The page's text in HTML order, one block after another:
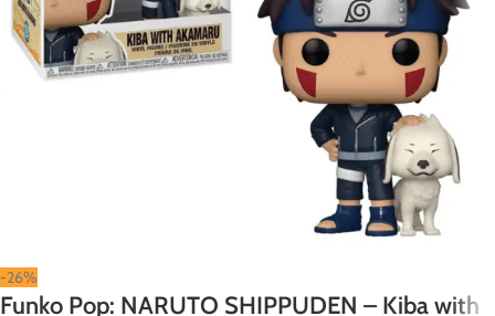
-26%
Funko Pop: NARUTO SHIPPUDEN – Kiba with